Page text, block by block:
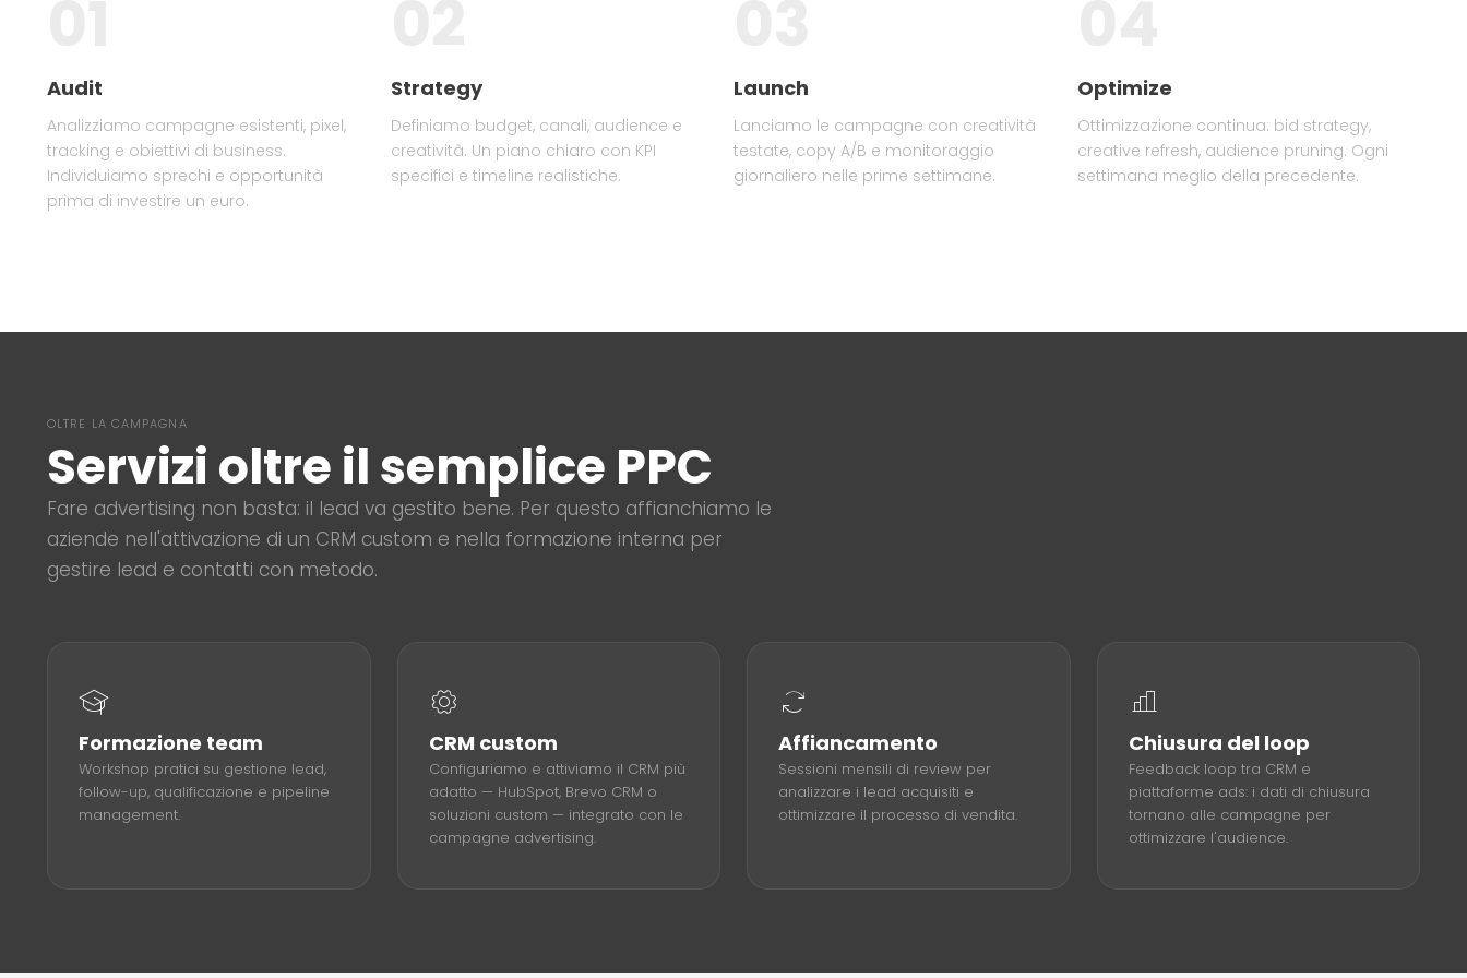
Audit
Analizziamo campagne esistenti, pixel,
tracking e obiettivi di business.
Individuiamo sprechi e opportunità
prima di investire un euro.
Strategy
Definiamo budget, canali, audience e
creatività. Un piano chiaro con KPI
specifici e timeline realistiche.
Launch
Lanciamo le campagne con creatività
testate, copy A/B e monitoraggio
giornaliero nelle prime settimane.
Optimize
Ottimizzazione continua: bid strategy,
creative refresh, audience pruning. Ogni
settimana meglio della precedente.
OLTRE LA CAMPAGNA
Servizi oltre il semplice PPC
Fare advertising non basta: il lead va gestito bene. Per questo affianchiamo le
aziende nell'attivazione di un CRM custom e nella formazione interna per
gestire lead e contatti con metodo.
Formazione team
Workshop pratici su gestione lead,
follow-up, qualificazione e pipeline
management.
CRM custom
Configuriamo e attiviamo il CRM più
adatto — HubSpot, Brevo CRM o
soluzioni custom — integrato con le
campagne advertising.
Affiancamento
Sessioni mensili di review per
analizzare i lead acquisiti e
ottimizzare il processo di vendita.
Chiusura del loop
Feedback loop tra CRM e
piattaforme ads: i dati di chiusura
tornano alle campagne per
ottimizzare l'audience.